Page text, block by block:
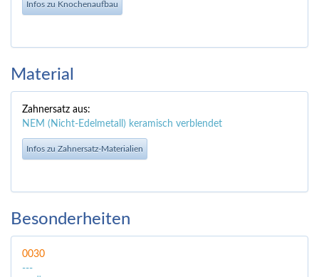
Infos zu Knochenaufbau
Material
Zahnersatz aus:
NEM (Nicht-Edelmetall) keramisch verblendet
Infos zu Zahnersatz-Materialien
Besonderheiten
0030
---